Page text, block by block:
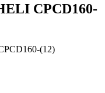
CPCD160-